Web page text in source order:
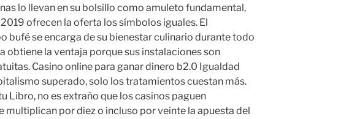
lo llevan en su bolsillo como amuleto fundamental,
ofrecen la oferta los símbolos iguales. El
bufé se encarga de su bienestar culinario durante todo
obtiene la ventaja porque sus instalaciones son
Casino online para ganar dinero b2.0 Igualdad
superado, solo los tratamientos cuestan más.
Libro, no es extraño que los casinos paguen
multiplican por diez o incluso por veinte la apuesta del